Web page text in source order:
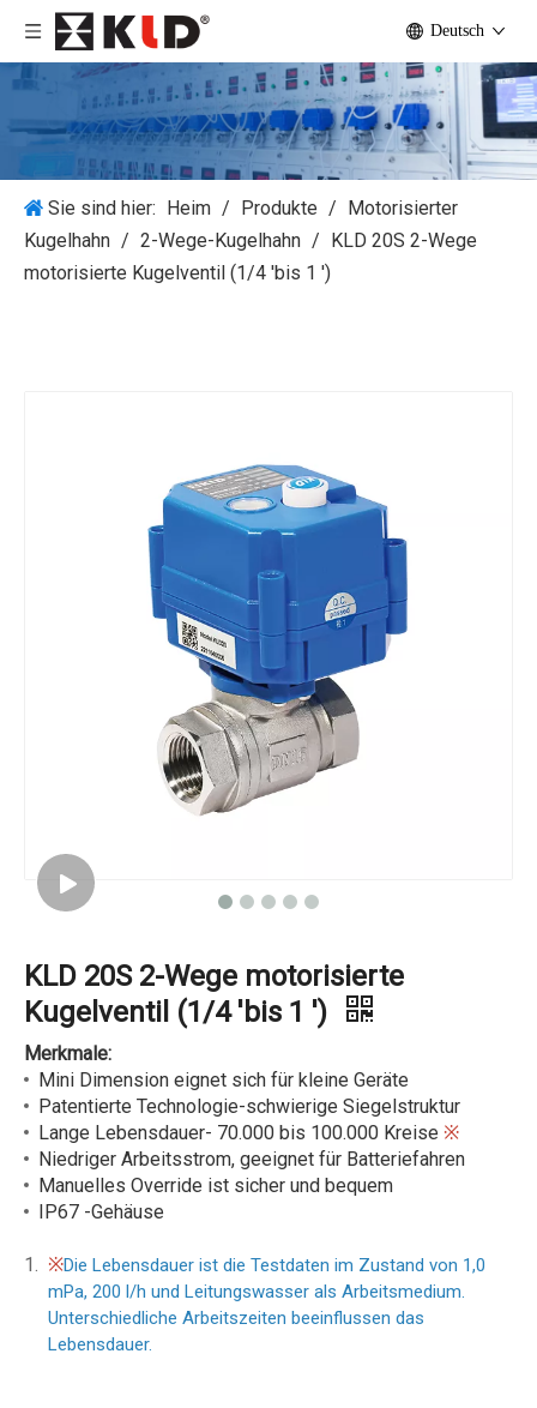
Deutsch
Sie sind hier: Heim / Produkte / Motorisierter
Kugelhahn / 2-Wege-Kugelhahn / KLD 20S 2-Wege
motorisierte Kugelventil (1/4 'bis 1 ')
KLD 20S 2-Wege motorisierte
Kugelventil (1/4 'bis 1 ')
Merkmale:
Mini Dimension eignet sich für kleine Geräte
Patentierte Technologie-schwierige Siegelstruktur
Lange Lebensdauer- 70.000 bis 100.000 Kreise ※
Niedriger Arbeitsstrom, geeignet für Batteriefahren
Manuelles Override ist sicher und bequem
IP67 -Gehäuse
※Die Lebensdauer ist die Testdaten im Zustand von 1,0
mPa, 200 l/h und Leitungswasser als Arbeitsmedium.
Unterschiedliche Arbeitszeiten beeinflussen das
Lebensdauer.